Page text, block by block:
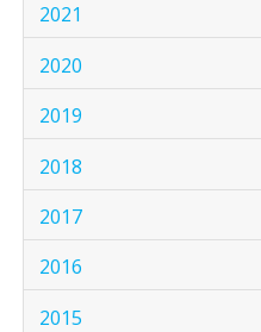
2021
2020
2019
2018
2017
2016
2015